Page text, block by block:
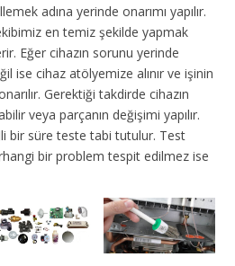
adına yerinde onarımı yapılır.
en temiz şekilde yapmak
Eğer cihazın sorunu yerinde
ise cihaz atölyemize alınır ve işinin
Gerektiği takdirde cihazın
veya parçanın değişimi yapılır.
bir süre teste tabi tutulur. Test
bir problem tespit edilmez ise